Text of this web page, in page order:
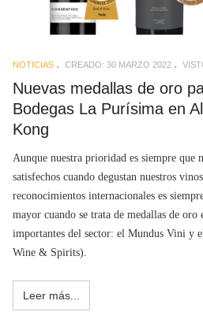
NOTICIAS CREADO: 30 MARZO 2022
Nuevas medallas de oro
Bodegas La Purísima en
Kong
Aunque nuestra prioridad es siempre que
satisfechos cuando degustan nuestros
reconocimientos internacionales es
mayor cuando se trata de medallas de oro
importantes del sector: el Mundus Vini y
Wine & Spirits).
Leer más...